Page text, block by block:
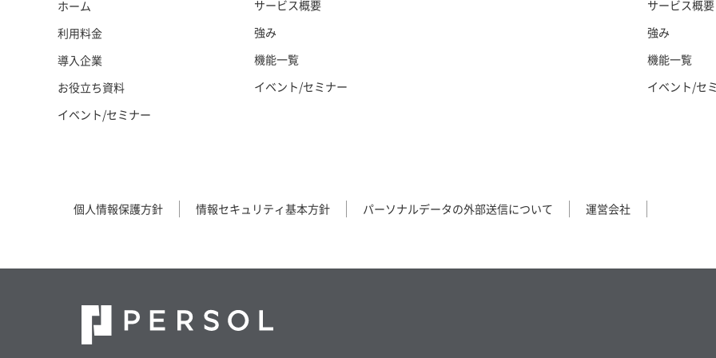
ホーム
利用料金
導入企業
お役立ち資料
イベント/セミナー
サービス概要
強み
機能一覧
イベント/セミナー
サービス概要
強み
機能一覧
イベント/セ
個人情報保護方針 情報セキュリティ基本方針 パーソナルデータの外部送信について 運営会社